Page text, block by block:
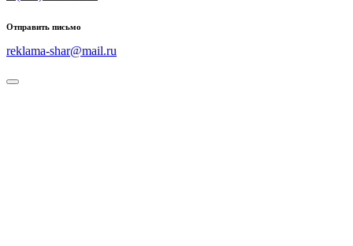
Отправить письмо
reklama-shar@mail.ru